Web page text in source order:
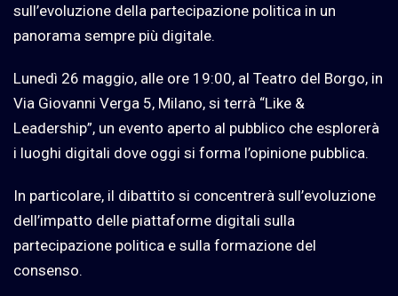
sull’evoluzione della partecipazione politica in un
panorama sempre più digitale.
Lunedì 26 maggio, alle ore 19:00, al Teatro del Borgo, in
Via Giovanni Verga 5, Milano, si terrà “Like &
Leadership”, un evento aperto al pubblico che esplorerà
i luoghi digitali dove oggi si forma l’opinione pubblica.
In particolare, il dibattito si concentrerà sull’evoluzione
dell’impatto delle piattaforme digitali sulla
partecipazione politica e sulla formazione del
consenso.